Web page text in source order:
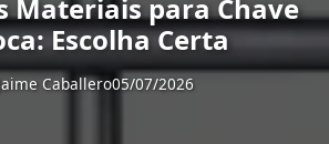
Materiais para Chave
Escolha Certa
Caballero05/07/2026